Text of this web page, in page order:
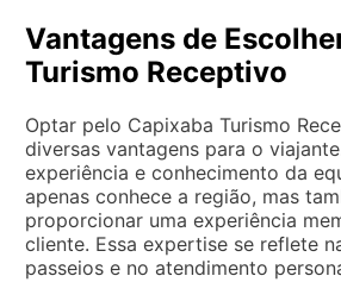
Vantagens de
Turismo Receptivo
Optar pelo Capixaba Turismo
diversas vantagens para o
experiência e conhecimento da
apenas conhece a região, mas
proporcionar uma experiência
cliente. Essa expertise se reflete
passeios e no atendimento